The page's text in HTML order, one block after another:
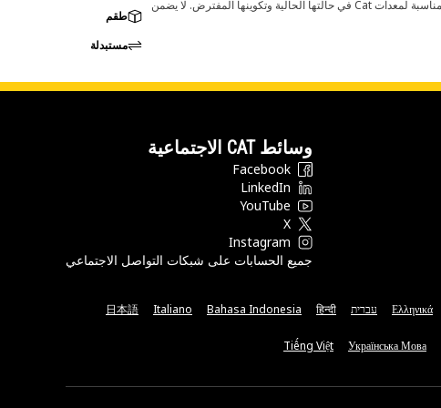
قد تؤدي أي تغييرات في ضبط الشركة المصنعة إلى عدم ملاءمة المنتج لمعدات Cat لديك. يرجى استشارة وكيل Cat لديك قبل الشراء للتأكد من أن هذه القطعة مناسبة لمعدات Cat في حالتها الحالية وتكوينها المفترض. لا يضمن
طقم
مستبدلة
وسائط CAT الاجتماعية
Facebook
LinkedIn
YouTube
X
Instagram
جميع الحسابات على شبكات التواصل الاجتماعي
Ελληνικά עברית हिन्दी
Bahasa Indonesia
Italiano
日本語
Українська Мова
Tiếng Việt